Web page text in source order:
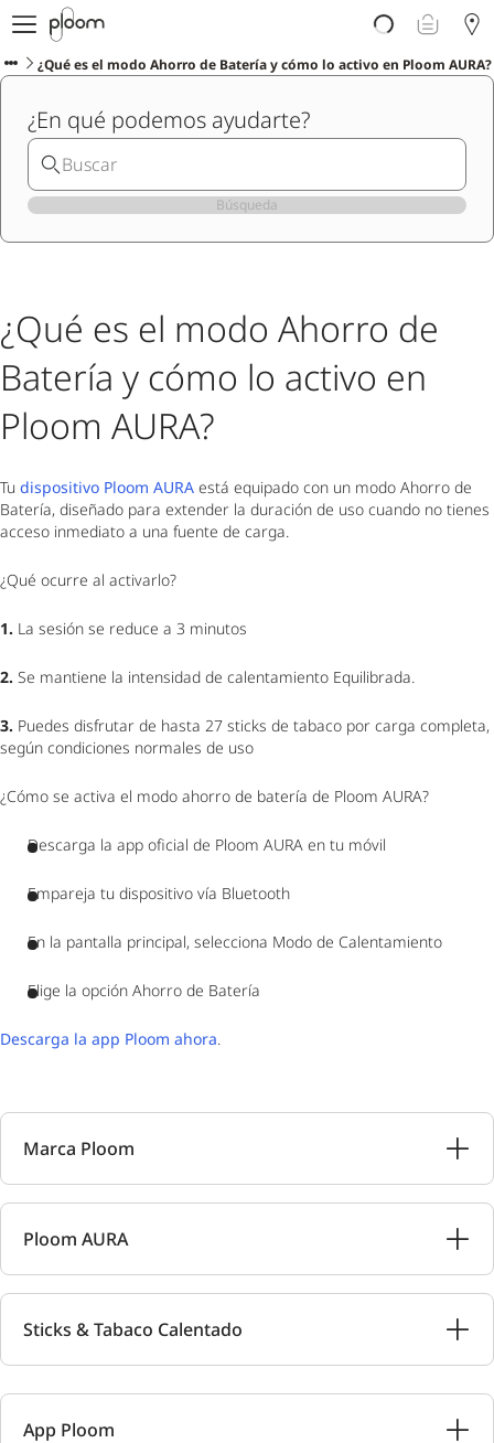
Descubre Ploom AURA
Tienda
Ploom Club
Blog
Ayuda y soporte
Localiza tu tienda
PENÍNSULA Y BALEARES
¿Qué es el modo Ahorro de Batería y cómo lo activo en Ploom AURA?
¿En qué podemos ayudarte?
Búsqueda
¿Qué es el modo Ahorro de
Batería y cómo lo activo en
Ploom AURA?
Tu dispositivo Ploom AURA está equipado con un modo Ahorro de
Batería, diseñado para extender la duración de uso cuando no tienes
acceso inmediato a una fuente de carga.
¿Qué ocurre al activarlo?
1. La sesión se reduce a 3 minutos
2. Se mantiene la intensidad de calentamiento Equilibrada.
3. Puedes disfrutar de hasta 27 sticks de tabaco por carga completa,
según condiciones normales de uso
¿Cómo se activa el modo ahorro de batería de Ploom AURA?
Descarga la app oficial de Ploom AURA en tu móvil
Empareja tu dispositivo vía Bluetooth
En la pantalla principal, selecciona Modo de Calentamiento
Elige la opción Ahorro de Batería
Descarga la app Ploom ahora.
Marca Ploom
Ploom AURA
Sticks & Tabaco Calentado
App Ploom